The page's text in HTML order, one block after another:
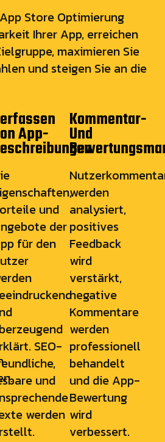
Store Optimierung
Ihrer App, erreichen
maximieren Sie
und steigen Sie an die
App-
und
der
für den
SEO-
und
werden
Kommentar-
Und
werden
analysiert,
positives
Feedback
wird
verstärkt,
negative
Kommentare
werden
professionell
behandelt
und die App-
Bewertung
wird
verbessert.